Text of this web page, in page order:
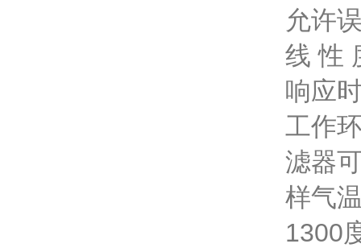
允许
线 性
响应
工作
滤器
样气
1300